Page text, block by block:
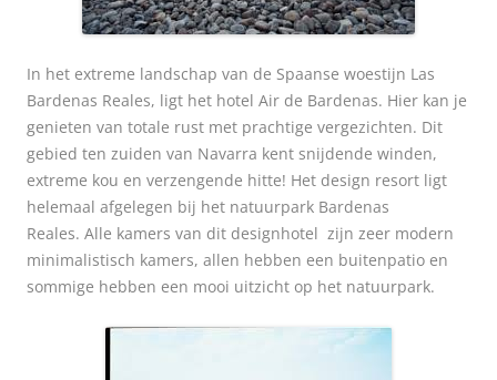
In het extreme landschap van de Spaanse woestijn Las
Bardenas Reales, ligt het hotel Air de Bardenas. Hier kan je
genieten van totale rust met prachtige vergezichten. Dit
gebied ten zuiden van Navarra kent snijdende winden,
extreme kou en verzengende hitte! Het design resort ligt
helemaal afgelegen bij het natuurpark Bardenas
Reales. Alle kamers van dit designhotel zijn zeer modern
minimalistisch kamers, allen hebben een buitenpatio en
sommige hebben een mooi uitzicht op het natuurpark.